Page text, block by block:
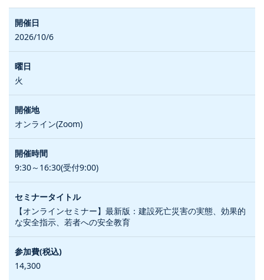
2026/10/6
火
オンライン(Zoom)
9:30～16:30(受付9:00)
【オンラインセミナー】最新版：建設死亡災害の実態、効果的
な安全指示、若者への安全教育
14,300